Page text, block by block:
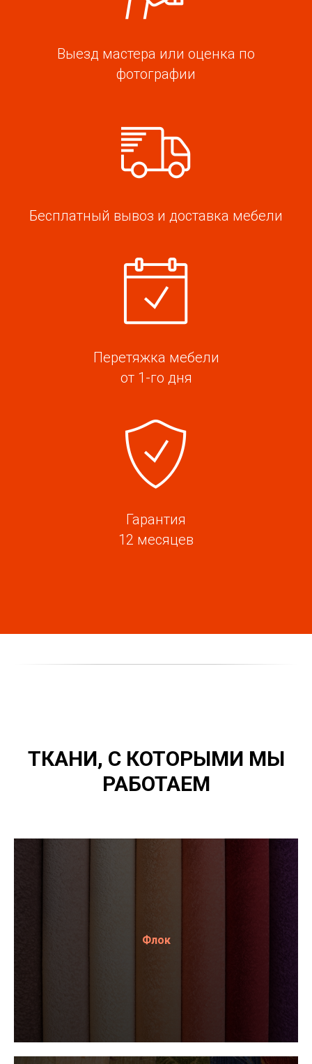
Выезд мастера или оценка по
фотографии
Бесплатный вывоз и доставка мебели
Перетяжка мебели
от 1-го дня
Гарантия
12 месяцев
ТКАНИ, С КОТОРЫМИ МЫ
РАБОТАЕМ
Флок